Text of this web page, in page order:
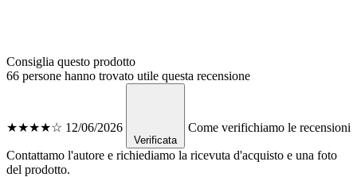
Consiglia questo prodotto
66 persone hanno trovato utile questa recensione
★★★★☆ 12/06/2026
Verificata
Come verifichiamo le recensioni
Contattamo l'autore e richiediamo la ricevuta d'acquisto e una foto
del prodotto.